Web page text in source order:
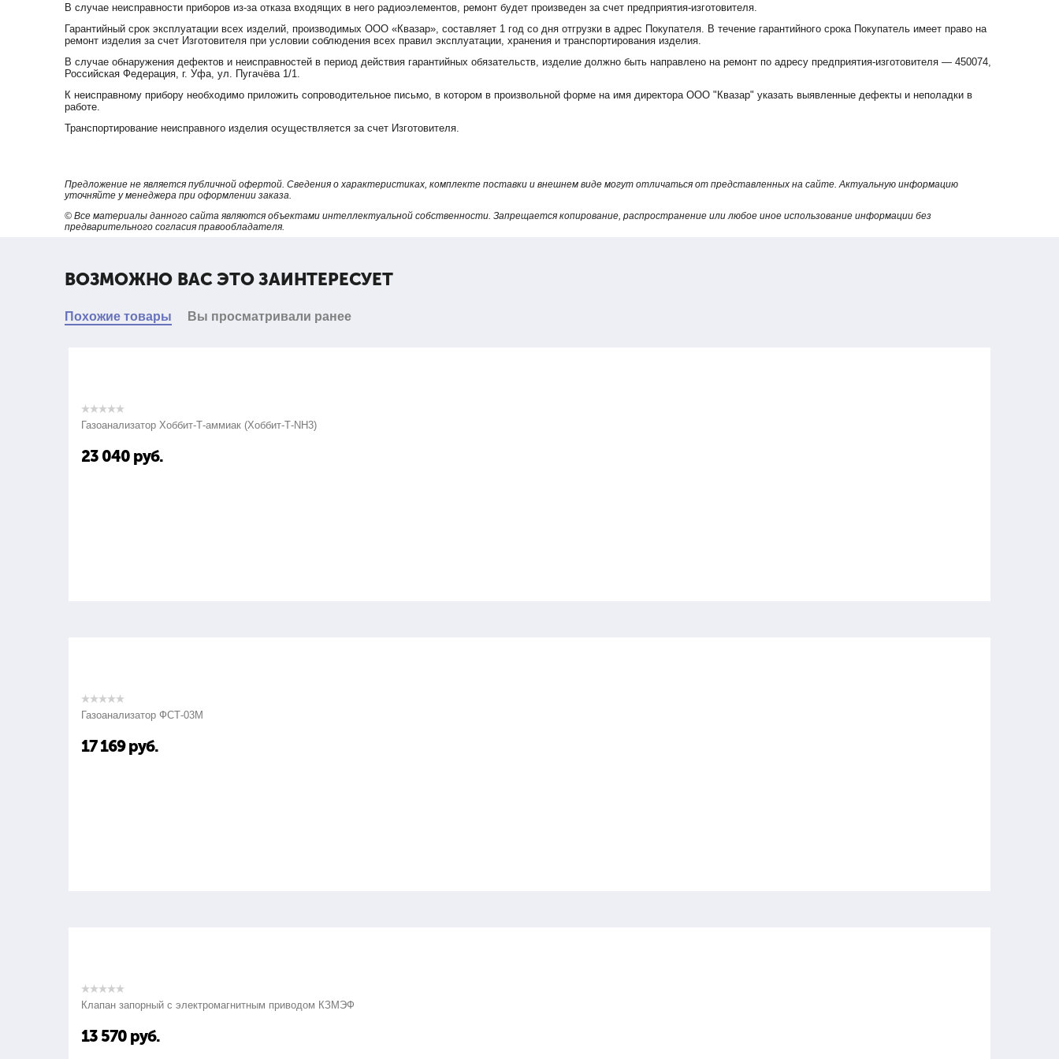
В случае неисправности приборов из-за отказа входящих в него радиоэлементов, ремонт будет произведен за счет предприятия-изготовителя.
Гарантийный срок эксплуатации всех изделий, производимых ООО «Квазар», составляет 1 год со дня отгрузки в адрес Покупателя. В течение гарантийного срока Покупатель имеет право на
ремонт изделия за счет Изготовителя при условии соблюдения всех правил эксплуатации, хранения и транспортирования изделия.
В случае обнаружения дефектов и неисправностей в период действия гарантийных обязательств, изделие должно быть направлено на ремонт по адресу предприятия-изготовителя — 450074,
Российская Федерация, г. Уфа, ул. Пугачёва 1/1.
К неисправному прибору необходимо приложить сопроводительное письмо, в котором в произвольной форме на имя директора ООО "Квазар" указать выявленные дефекты и неполадки в
работе.
Транспортирование неисправного изделия осуществляется за счет Изготовителя.
Предложение не является публичной офертой. Сведения о характеристиках, комплекте поставки и внешнем виде могут отличаться от представленных на сайте. Актуальную информацию
уточняйте у менеджера при оформлении заказа.
© Все материалы данного сайта являются объектами интеллектуальной собственности. Запрещается копирование, распространение или любое иное использование информации без
предварительного согласия правообладателя.
ВОЗМОЖНО ВАС ЭТО ЗАИНТЕРЕСУЕТ
Похожие товары Вы просматривали ранее
Газоанализатор Хоббит-Т-аммиак (Хоббит-Т-NH3)
23 040 руб.
Газоанализатор ФСТ-03М
17 169 руб.
Клапан запорный с электромагнитным приводом КЗМЭФ
13 570 руб.